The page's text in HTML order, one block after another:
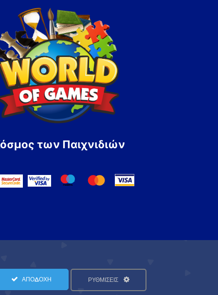
των Παιχνιδιών
ΑΠΟΔΟΧΗ ΡΥΘΜΙΣΕΙΣ